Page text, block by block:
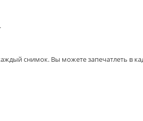
снимок. Вы можете запечатлеть в